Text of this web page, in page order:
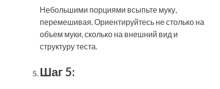
Небольшими порциями всыпьте муку,
перемешивая. Ориентируйтесь не столько на
объем муки, сколько на внешний вид и
структуру теста.
Шаг 5: